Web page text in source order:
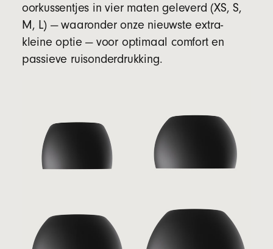
oorkussentjes in vier maten geleverd (XS, S,
M, L) — waaronder onze nieuwste extra-
kleine optie — voor optimaal comfort en
passieve ruisonderdrukking.